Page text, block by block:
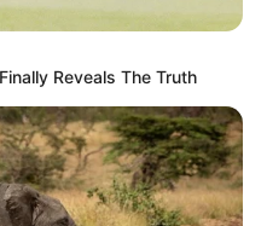
ou incompleto, a equipe
no histórico disponível no
Reveals The Truth